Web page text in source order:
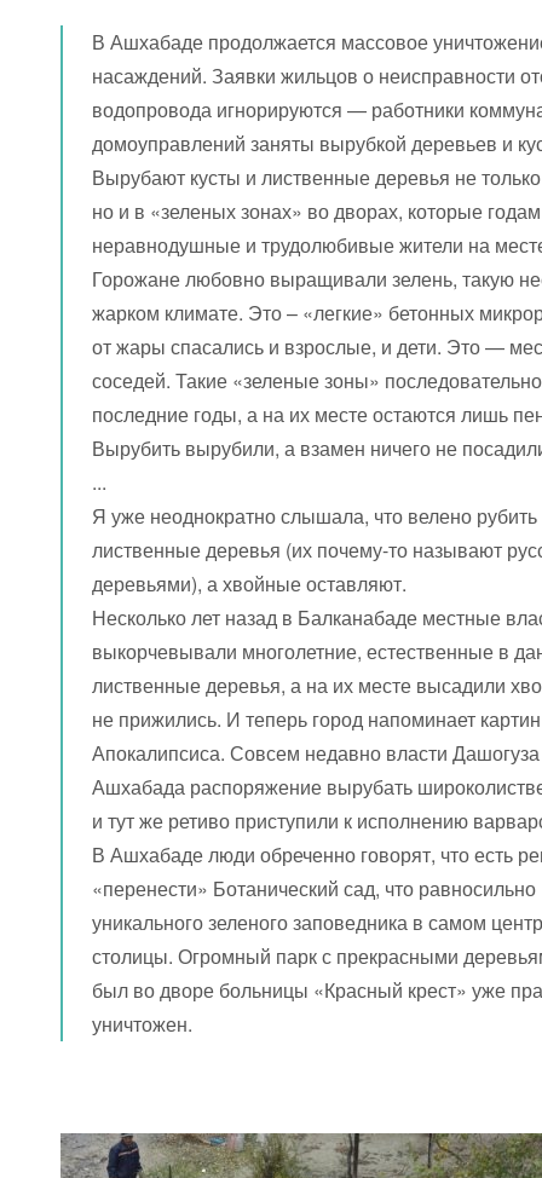
В Ашхабаде продолжается массовое
насаждений. Заявки жильцов о неисправности
водопровода игнорируются — работники
домоуправлений заняты вырубкой деревьев и
Вырубают кусты и лиственные деревья не
но и в «зеленых зонах» во дворах, которые
неравнодушные и трудолюбивые жители на
Горожане любовно выращивали зелень, такую
жарком климате. Это – «легкие» бетонных
от жары спасались и взрослые, и дети. Это —
соседей. Такие «зеленые зоны»
последние годы, а на их месте остаются лишь
Вырубить вырубили, а взамен ничего не
...
Я уже неоднократно слышала, что велено рубить
лиственные деревья (их почему-то называют
деревьями), а хвойные оставляют.
Несколько лет назад в Балканабаде местные
выкорчевывали многолетние, естественные в
лиственные деревья, а на их месте высадили
не прижились. И теперь город напоминает
Апокалипсиса. Совсем недавно власти
Ашхабада распоряжение вырубать
и тут же ретиво приступили к исполнению
В Ашхабаде люди обреченно говорят, что есть
«перенести» Ботанический сад, что равносильно
уникального зеленого заповедника в самом
столицы. Огромный парк с прекрасными
был во дворе больницы «Красный крест» уже
уничтожен.